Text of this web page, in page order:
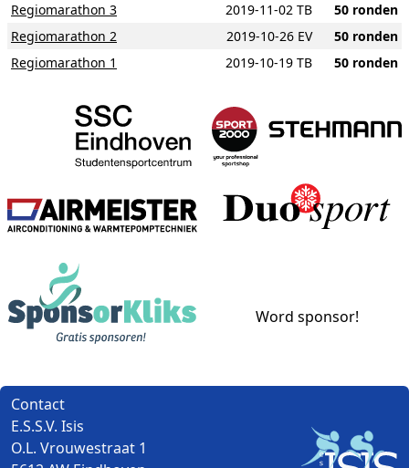
Regiomarathon 3
2019-11-02 TB 50 ronden
Regiomarathon 2
2019-10-26 EV 50 ronden
Regiomarathon 1
2019-10-19 TB 50 ronden
Studentensportcentrum
Airmeister
Word sponsor!
Contact
E.S.S.V. Isis
O.L. Vrouwestraat 1